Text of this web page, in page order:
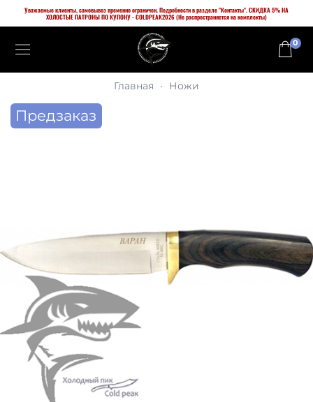
Уважаемые клиенты, самовывоз временно ограничен. Подробности в разделе "Контакты". СКИДКА 5% НА
ХОЛОСТЫЕ ПАТРОНЫ ПО КУПОНУ - COLDPEAK2026 (Не распространяется на комплекты)
0
Главная Ножи
Предзаказ